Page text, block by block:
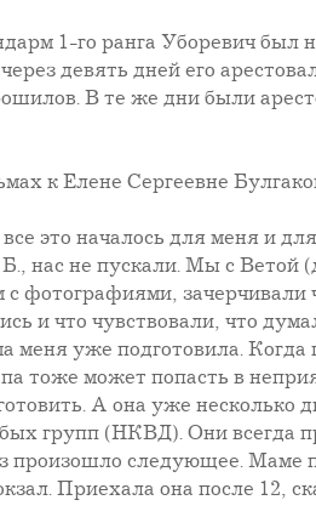
1-го ранга Уборевич
девять дней его
В те же дни были
к Елене Сергеевне
это началось для меня и
нас не пускали. Мы с Ветой
с фотографиями,
и что чувствовали, что
меня уже подготовила.
тоже может попасть в
А она уже несколько
групп (НКВД). Они всегда
произошло следующее. Маме
Приехала она после 12,